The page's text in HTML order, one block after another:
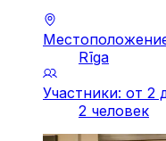
Rīga
Участники: от 2
2 человек